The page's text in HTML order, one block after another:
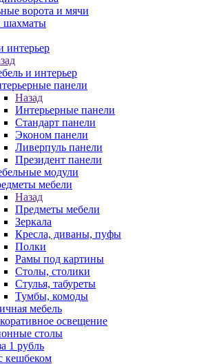
ворота и мячи
шахматы
интерьер
и интерьер
панели
Назад
Интерьерные панели
Стандарт панели
Эконом панели
Ливерпуль панели
Президент панели
модули
мебели
Назад
Предметы мебели
Зеркала
Кресла, диваны, пуфы
Полки
Рамы под картины
Столы, столики
Стулья, табуреты
Тумбы, комоды
мебель
освещение
столы
1 рубль
кешбеком